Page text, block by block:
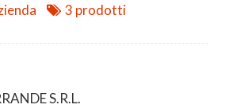
3 prodotti
S.R.L.